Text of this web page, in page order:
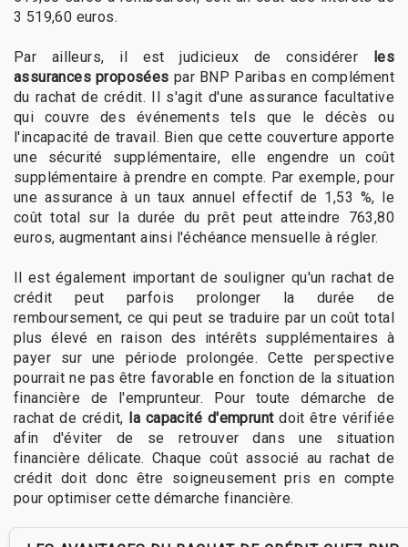
3 519,60 euros.
Par ailleurs, il est judicieux de considérer
les
assurances proposées par BNP Paribas en complément
du rachat de crédit. Il s'agit d'une assurance facultative
qui couvre des événements tels que le décès ou
l'incapacité de travail. Bien que cette couverture apporte
une sécurité supplémentaire, elle engendre un coût
supplémentaire à prendre en compte. Par exemple, pour
une assurance à un taux annuel effectif de 1,53 %, le
coût total sur la durée du prêt peut atteindre 763,80
euros, augmentant ainsi l'échéance mensuelle à régler.
Il est également important de souligner qu'un rachat de
crédit peut parfois prolonger la durée de
remboursement, ce qui peut se traduire par un coût total
plus élevé en raison des intérêts supplémentaires à
payer sur une période prolongée. Cette perspective
pourrait ne pas être favorable en fonction de la situation
financière de l'emprunteur. Pour toute démarche de
rachat de crédit, la capacité d'empruntdoit être vérifiée
afin d'éviter de se retrouver dans une situation
financière délicate. Chaque coût associé au rachat de
crédit doit donc être soigneusement pris en compte
pour optimiser cette démarche financière.